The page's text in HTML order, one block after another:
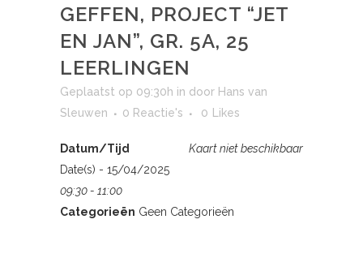
GEFFEN, PROJECT “JET
EN JAN”, GR. 5A, 25
LEERLINGEN
Geplaatst op 09:30h in door Hans van
Sleuwen
0 Reactie's 0 Likes
Kaart niet beschikbaar
Datum/Tijd
Date(s) - 15/04/2025
09:30 - 11:00
Categorieën Geen Categorieën